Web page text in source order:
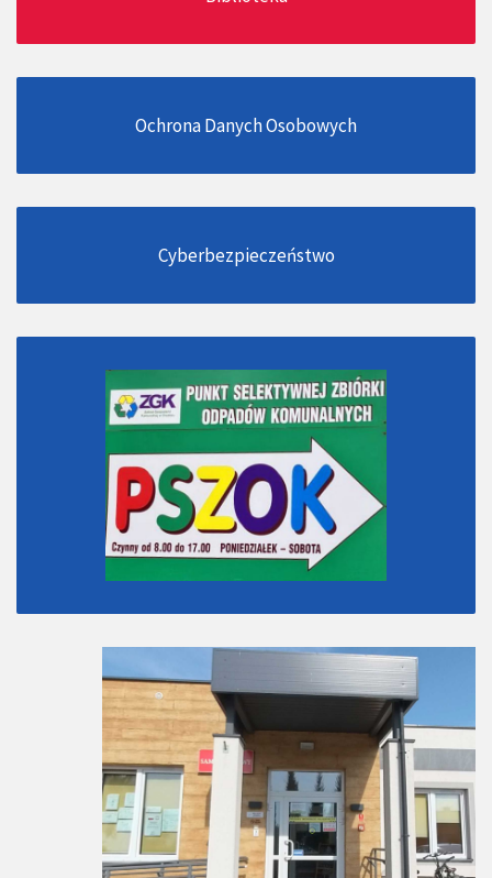
Ochrona Danych Osobowych
Cyberbezpieczeństwo